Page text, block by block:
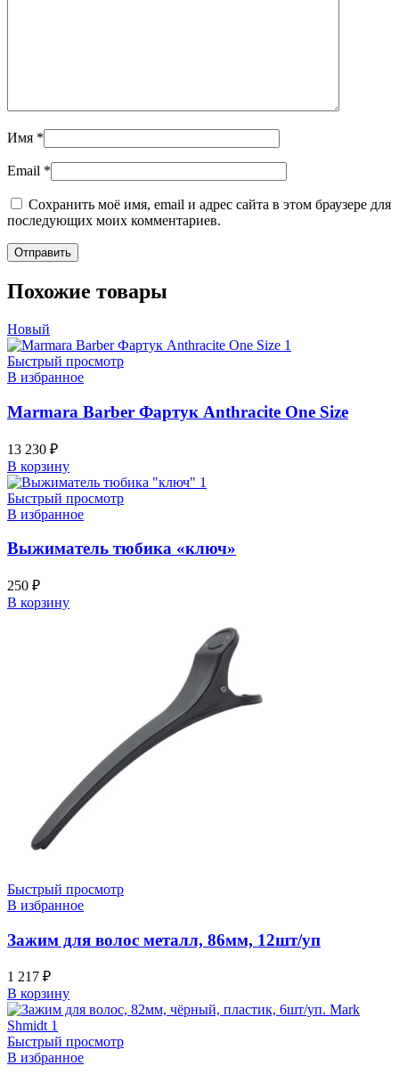
Имя *
Email *
Сохранить моё имя, email и адрес сайта в этом браузере для
последующих моих комментариев.
Похожие товары
Новый
Быстрый просмотр
В избранное
Marmara Barber Фартук Anthracite One Size
13 230 ₽
В корзину
Быстрый просмотр
В избранное
Выжиматель тюбика «ключ»
250 ₽
В корзину
Быстрый просмотр
В избранное
Зажим для волос металл, 86мм, 12шт/уп
1 217 ₽
В корзину
Быстрый просмотр
В избранное